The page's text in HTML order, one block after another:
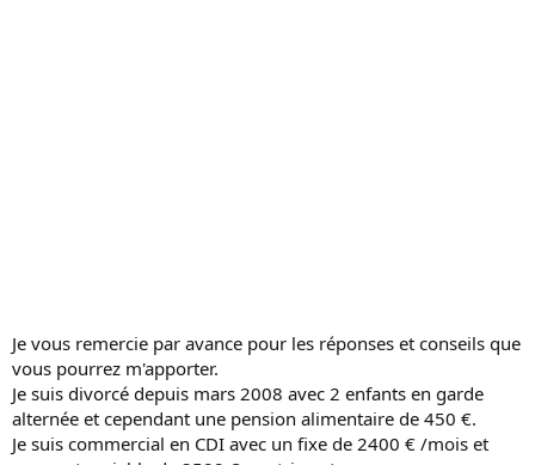
Je vous remercie par avance pour les réponses et conseils que
vous pourrez m'apporter.
Je suis divorcé depuis mars 2008 avec 2 enfants en garde
alternée et cependant une pension alimentaire de 450 €.
Je suis commercial en CDI avec un fixe de 2400 € /mois et